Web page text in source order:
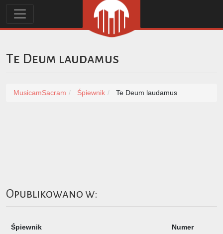
Te Deum laudamus
MusicamSacram Śpiewnik Te Deum laudamus
Opublikowano w:
Śpiewnik Numer